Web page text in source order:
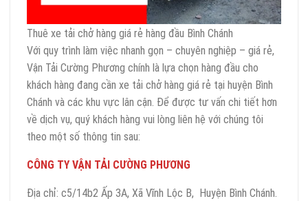
Thuê xe tải chở hàng giá rẻ hàng đầu Bình Chánh
Với quy trình làm việc nhanh gọn – chuyên nghiệp – giá rẻ,
Vận Tải Cường Phương chính là lựa chọn hàng đầu cho
khách hàng đang cần xe tải chở hàng giá rẻ tại huyện Bình
Chánh và các khu vực lân cận. Để được tư vấn chi tiết hơn
về dịch vụ, quý khách hàng vui lòng liên hệ với chúng tôi
theo một số thông tin sau:
CÔNG TY VẬN TẢI CƯỜNG PHƯƠNG
Địa chỉ: c5/14b2 Ấp 3A, Xã Vĩnh Lộc B, Huyện Bình Chánh.